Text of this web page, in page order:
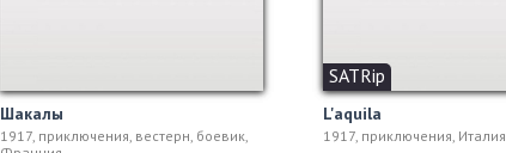
Шакалы
1917, приключения, вестерн, боевик,
SATRip
L'aquila
1917, приключения, Италия